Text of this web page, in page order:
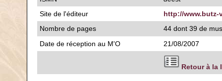
Site de l'éditeur
http://www.butz-
Nombre de pages
44 dont 39 de
Date de réception au M'O
21/08/2007
Retour à la